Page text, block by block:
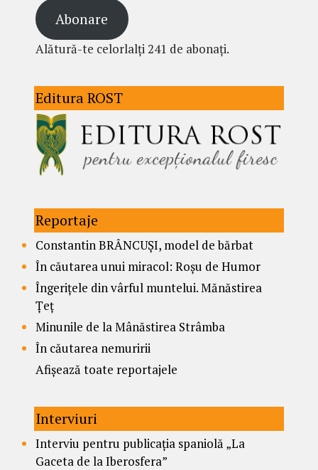
Abonare
Alătură-te celorlalți 241 de abonați.
Editura ROST
Reportaje
Constantin BRÂNCUȘI, model de bărbat
În căutarea unui miracol: Roșu de Humor
Îngerițele din vârful muntelui. Mănăstirea
Țeț
Minunile de la Mânăstirea Strâmba
În căutarea nemuririi
Afișează toate reportajele
Interviuri
Interviu pentru publicația spaniolă „La
Gaceta de la Iberosfera”